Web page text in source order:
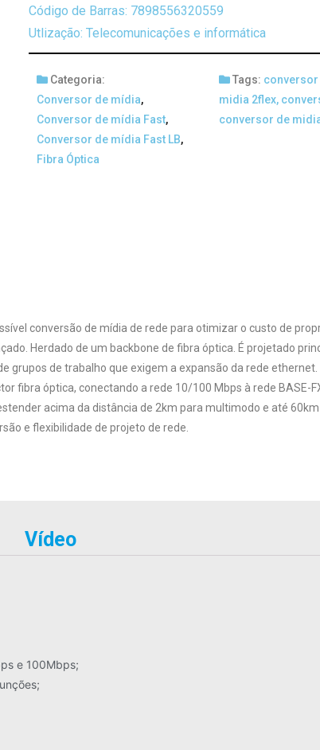
Código de Barras: 7898556320559
Utlização: Telecomunicações e informática
Categoria:
Conversor de mídia,
Conversor de mídia Fast,
Conversor de mídia Fast LB,
Fibra Óptica
Tags:
midia 2flex,
conversor de
conversão de mídia de rede para otimizar o custo de
Herdado de um backbone de fibra óptica. É projetado
grupos de trabalho que exigem a expansão da rede
fibra óptica, conectando a rede 10/100 Mbps à rede BASE-
acima da distância de 2km para multimodo e até
e flexibilidade de projeto de rede.
Vídeo
e 100Mbps;